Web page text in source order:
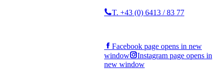
T. +43 (0) 6413 / 83 77
Facebook page opens in new
window
Instagram page opens in
new window